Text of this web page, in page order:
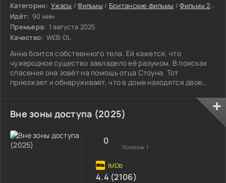
Категории: Ужасы /Фильмы / Британские фильмы /Фильмы 2025
Идёт: 90 мин
Премьера: 1 августа 2025
Качество: WEB-DL
Анна боится собственного тела. Ей кажется, что
чужеродное существо завладело её разумом. В поисках
спасения она зовёт на помощь отца Стоуна. Тот
приезжает и обнаруживает, что в доме находятся двое
Вне зоны доступа (2025)
0
Голосов: 1
4.4 (2106)